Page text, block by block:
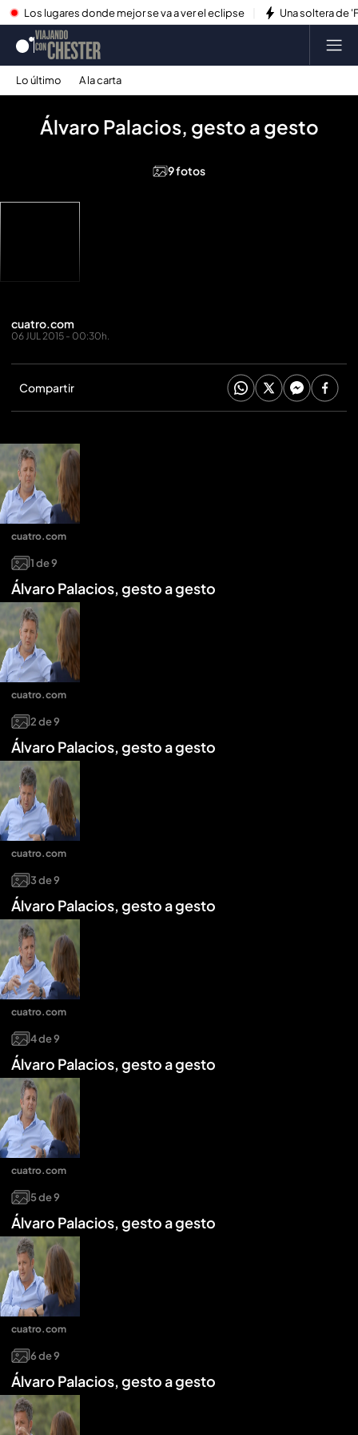
Los lugares donde mejor se va a ver el eclipse Una soltera de
Lo último A la carta
Álvaro Palacios, gesto a gesto
9 fotos
cuatro.com
06 JUL 2015 - 00:30h.
Compartir
1de9
Álvaro Palacios, gesto a gesto
cuatro.com
2de9
Álvaro Palacios, gesto a gesto
cuatro.com
3de9
Álvaro Palacios, gesto a gesto
cuatro.com
4de9
Álvaro Palacios, gesto a gesto
cuatro.com
5de9
Álvaro Palacios, gesto a gesto
cuatro.com
6de9
Álvaro Palacios, gesto a gesto
cuatro.com